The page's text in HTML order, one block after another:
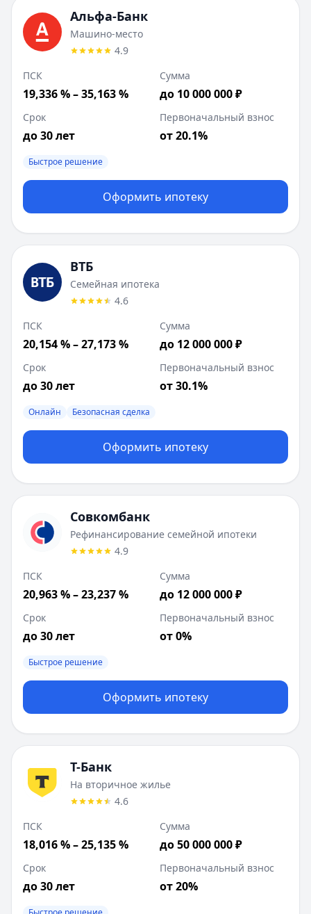
Альфа-Банк
Машино-место
4.9
ПСК
19,336 % – 35,163 %
Сумма
до 10 000 000 ₽
Срок
до 30 лет
Первоначальный взнос
от 20.1%
Быстрое решение
Оформить ипотеку
ВТБ
Семейная ипотека
4.6
ПСК
20,154 % – 27,173 %
Сумма
до 12 000 000 ₽
Срок
до 30 лет
Первоначальный взнос
от 30.1%
Онлайн Безопасная сделка
Оформить ипотеку
Совкомбанк
Рефинансирование семейной ипотеки
4.9
ПСК
20,963 % – 23,237 %
Сумма
до 12 000 000 ₽
Срок
до 30 лет
Первоначальный взнос
от 0%
Быстрое решение
Оформить ипотеку
Т-Банк
На вторичное жилье
4.6
ПСК
18,016 % – 25,135 %
Сумма
до 50 000 000 ₽
Срок
до 30 лет
Первоначальный взнос
от 20%